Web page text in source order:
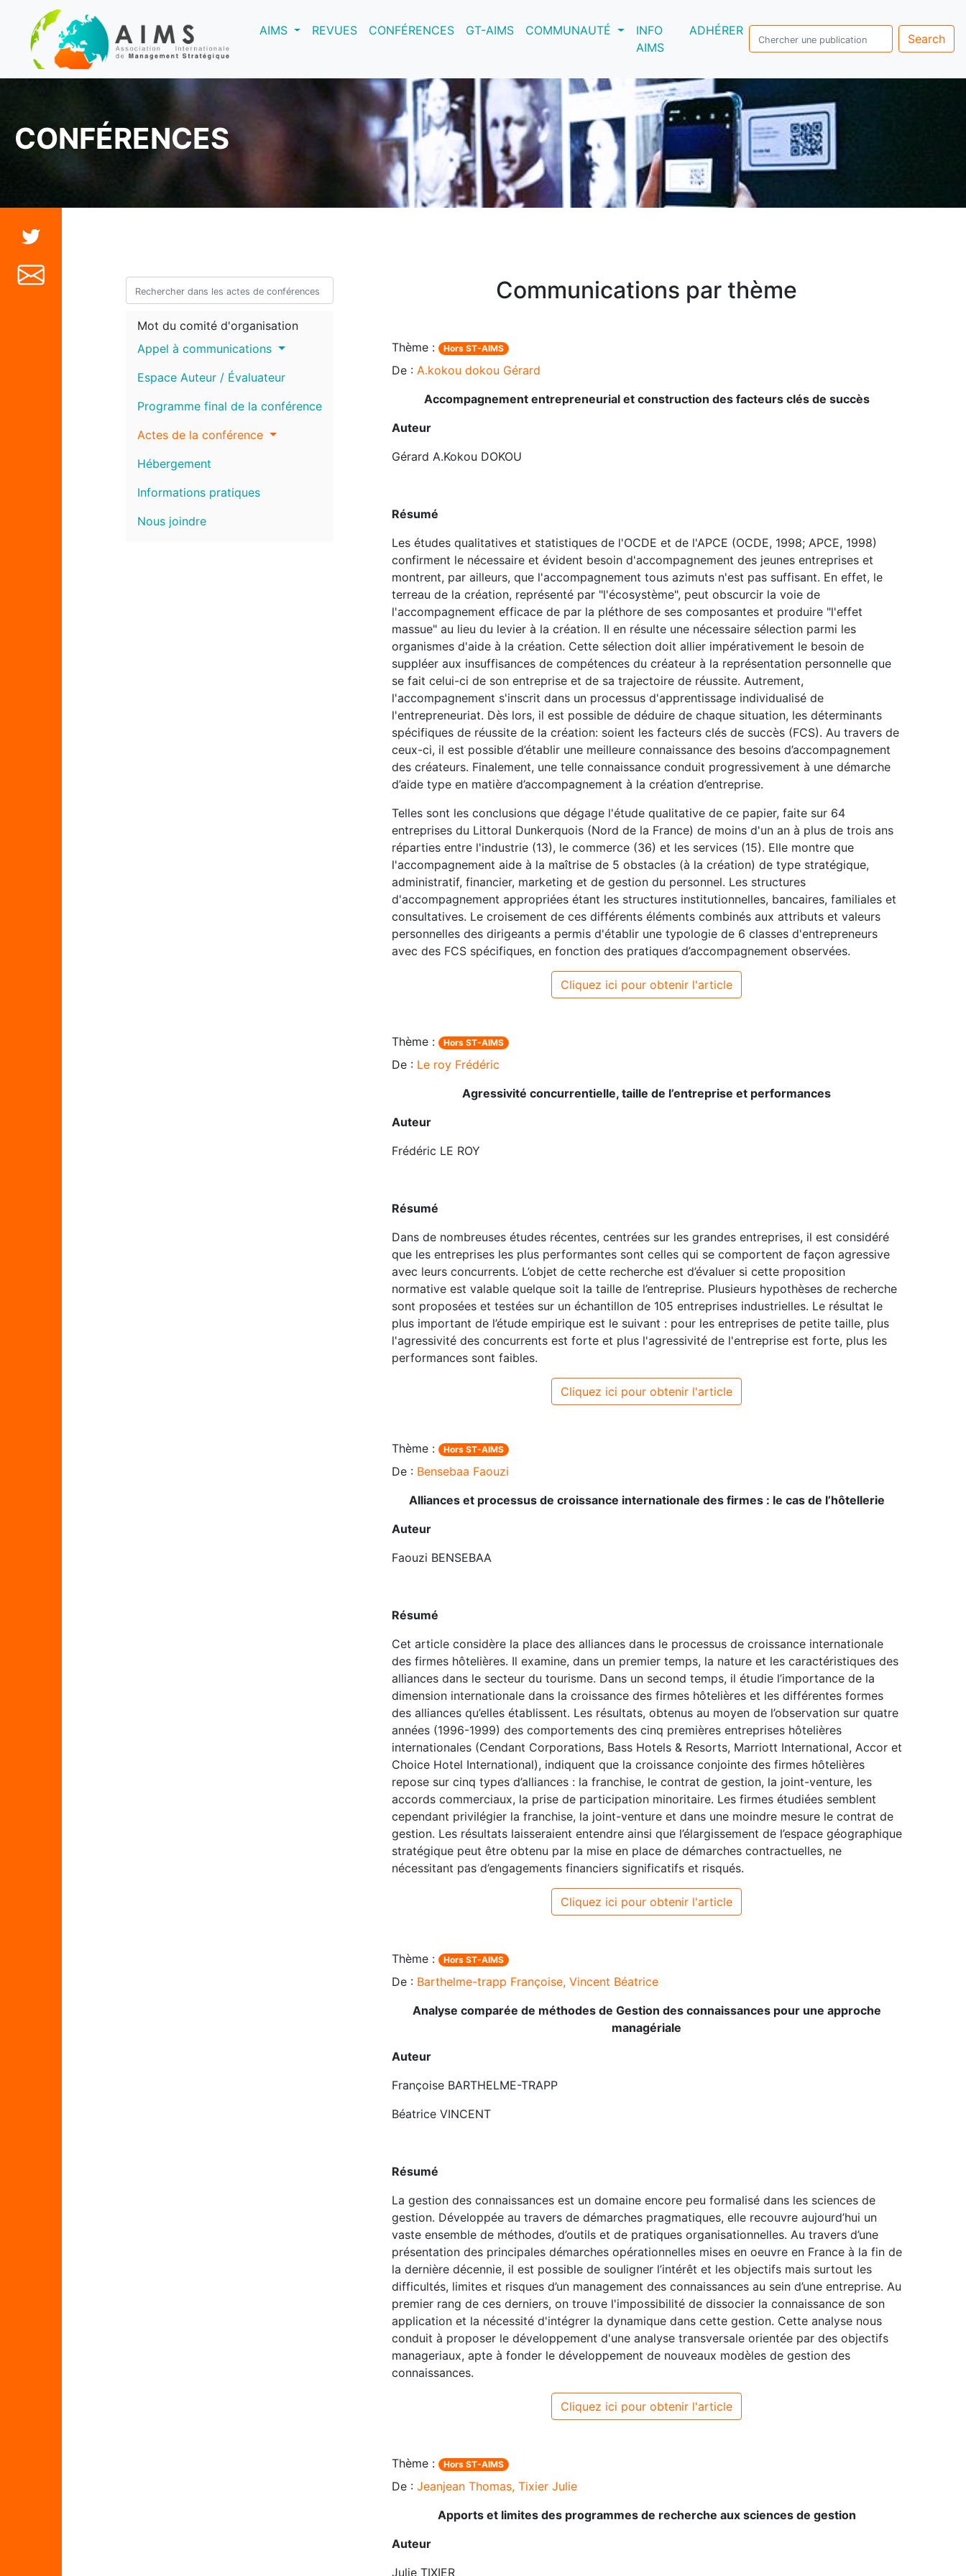
AIMS(current)REVUES CONFÉRENCES GT-AIMS COMMUNAUTÉ
INFO
AIMS
ADHÉRER
Search
CONFÉRENCES
Mot du comité d'organisation
Appel à communications
Espace Auteur / Évaluateur
Programme final de la conférence
Actes de la conférence
Hébergement
Informations pratiques
Nous joindre
Communications par thème
Thème : Hors ST-AIMS
De : A.kokou dokou Gérard
Accompagnement entrepreneurial et construction des facteurs clés de succès
Auteur
Gérard A.Kokou DOKOU
Résumé
Les études qualitatives et statistiques de l'OCDE et de l'APCE (OCDE, 1998; APCE, 1998)
confirment le nécessaire et évident besoin d'accompagnement des jeunes entreprises et
montrent, par ailleurs, que l'accompagnement tous azimuts n'est pas suffisant. En effet, le
terreau de la création, représenté par "l'écosystème", peut obscurcir la voie de
l'accompagnement efficace de par la pléthore de ses composantes et produire "l'effet
massue" au lieu du levier à la création. Il en résulte une nécessaire sélection parmi les
organismes d'aide à la création. Cette sélection doit allier impérativement le besoin de
suppléer aux insuffisances de compétences du créateur à la représentation personnelle que
se fait celui-ci de son entreprise et de sa trajectoire de réussite. Autrement,
l'accompagnement s'inscrit dans un processus d'apprentissage individualisé de
l'entrepreneuriat. Dès lors, il est possible de déduire de chaque situation, les déterminants
spécifiques de réussite de la création: soient les facteurs clés de succès (FCS). Au travers de
ceux-ci, il est possible d’établir une meilleure connaissance des besoins d’accompagnement
des créateurs. Finalement, une telle connaissance conduit progressivement à une démarche
d’aide type en matière d’accompagnement à la création d’entreprise.
Telles sont les conclusions que dégage l'étude qualitative de ce papier, faite sur 64
entreprises du Littoral Dunkerquois (Nord de la France) de moins d'un an à plus de trois ans
réparties entre l'industrie (13), le commerce (36) et les services (15). Elle montre que
l'accompagnement aide à la maîtrise de 5 obstacles (à la création) de type stratégique,
administratif, financier, marketing et de gestion du personnel. Les structures
d'accompagnement appropriées étant les structures institutionnelles, bancaires, familiales et
consultatives. Le croisement de ces différents éléments combinés aux attributs et valeurs
personnelles des dirigeants a permis d'établir une typologie de 6 classes d'entrepreneurs
avec des FCS spécifiques, en fonction des pratiques d’accompagnement observées.
Cliquez ici pour obtenir l'article
Thème : Hors ST-AIMS
De : Le roy Frédéric
Agressivité concurrentielle, taille de l’entreprise et performances
Auteur
Frédéric LE ROY
Résumé
Dans de nombreuses études récentes, centrées sur les grandes entreprises, il est considéré
que les entreprises les plus performantes sont celles qui se comportent de façon agressive
avec leurs concurrents. L’objet de cette recherche est d’évaluer si cette proposition
normative est valable quelque soit la taille de l’entreprise. Plusieurs hypothèses de recherche
sont proposées et testées sur un échantillon de 105 entreprises industrielles. Le résultat le
plus important de l’étude empirique est le suivant : pour les entreprises de petite taille, plus
l'agressivité des concurrents est forte et plus l'agressivité de l'entreprise est forte, plus les
performances sont faibles.
Cliquez ici pour obtenir l'article
Thème : Hors ST-AIMS
De : Bensebaa Faouzi
Alliances et processus de croissance internationale des firmes : le cas de l’hôtellerie
Auteur
Faouzi BENSEBAA
Résumé
Cet article considère la place des alliances dans le processus de croissance internationale
des firmes hôtelières. Il examine, dans un premier temps, la nature et les caractéristiques des
alliances dans le secteur du tourisme. Dans un second temps, il étudie l’importance de la
dimension internationale dans la croissance des firmes hôtelières et les différentes formes
des alliances qu’elles établissent. Les résultats, obtenus au moyen de l’observation sur quatre
années (1996-1999) des comportements des cinq premières entreprises hôtelières
internationales (Cendant Corporations, Bass Hotels & Resorts, Marriott International, Accor et
Choice Hotel International), indiquent que la croissance conjointe des firmes hôtelières
repose sur cinq types d’alliances : la franchise, le contrat de gestion, la joint-venture, les
accords commerciaux, la prise de participation minoritaire. Les firmes étudiées semblent
cependant privilégier la franchise, la joint-venture et dans une moindre mesure le contrat de
gestion. Les résultats laisseraient entendre ainsi que l’élargissement de l’espace géographique
stratégique peut être obtenu par la mise en place de démarches contractuelles, ne
nécessitant pas d’engagements financiers significatifs et risqués.
Cliquez ici pour obtenir l'article
Thème : Hors ST-AIMS
De : Barthelme-trapp Françoise, Vincent Béatrice
Analyse comparée de méthodes de Gestion des connaissances pour une approche
managériale
Auteur
Françoise BARTHELME-TRAPP
Béatrice VINCENT
Résumé
La gestion des connaissances est un domaine encore peu formalisé dans les sciences de
gestion. Développée au travers de démarches pragmatiques, elle recouvre aujourd’hui un
vaste ensemble de méthodes, d’outils et de pratiques organisationnelles. Au travers d’une
présentation des principales démarches opérationnelles mises en oeuvre en France à la fin de
la dernière décennie, il est possible de souligner l’intérêt et les objectifs mais surtout les
difficultés, limites et risques d’un management des connaissances au sein d’une entreprise. Au
premier rang de ces derniers, on trouve l'impossibilité de dissocier la connaissance de son
application et la nécessité d'intégrer la dynamique dans cette gestion. Cette analyse nous
conduit à proposer le développement d'une analyse transversale orientée par des objectifs
manageriaux, apte à fonder le développement de nouveaux modèles de gestion des
connaissances.
Cliquez ici pour obtenir l'article
Thème : Hors ST-AIMS
De : Jeanjean Thomas, Tixier Julie
Apports et limites des programmes de recherche aux sciences de gestion
Auteur
Julie TIXIER